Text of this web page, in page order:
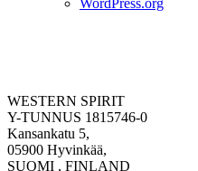
WESTERN SPIRIT
Y-TUNNUS 1815746-0
Kansankatu 5,
05900 Hyvinkää,
SUOMI , FINLAND